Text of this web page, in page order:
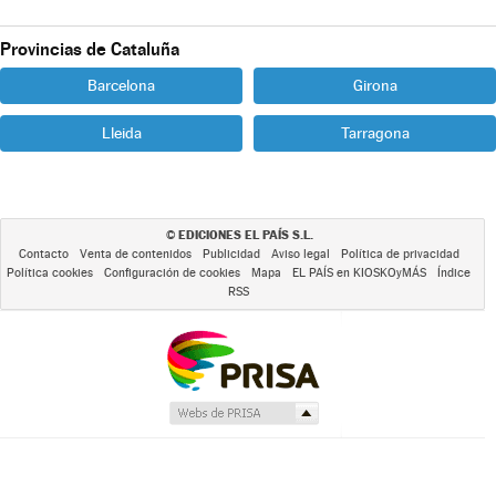
Provincias de Cataluña
Barcelona Girona
Lleida Tarragona
© EDICIONES EL PAÍS S.L.
Contacto Venta de contenidos Publicidad Aviso legal
Política de privacidad
Política cookies
Configuración de cookies Mapa EL PAÍS en KIOSKOyMÁS
Índice
RSS